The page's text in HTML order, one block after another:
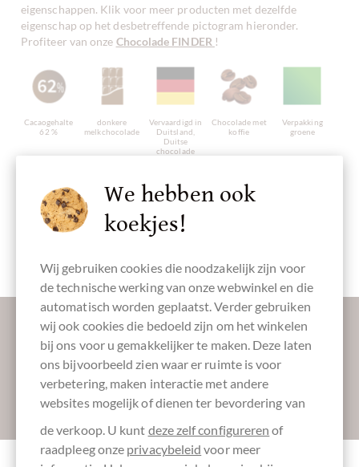
eigenschappen. Klik voor meer producten met dezelfde
eigenschap op het desbetreffende pictogram hieronder.
Profiteer van onze Chocolade FINDER !
Cacaogehalte
62 %
donkere
melkchocolade
Vervaardigd in
Duitsland,
Duitse
chocolade
Chocolade met
koffie
Verpakking
groene
Laat ons uw inbox verzoeten:
Absenden
We hebben ook
koekjes!
Wij gebruiken cookies die noodzakelijk zijn voor
de technische werking van onze webwinkel en die
automatisch worden geplaatst. Verder gebruiken
wij ook cookies die bedoeld zijn om het winkelen
bij ons voor u gemakkelijker te maken. Deze laten
ons bijvoorbeeld zien waar er ruimte is voor
verbetering, maken interactie met andere
websites mogelijk of dienen ter bevordering van
de verkoop. U kunt deze zelf configureren of
raadpleeg onze privacybeleid voor meer